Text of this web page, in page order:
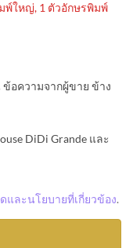
พ์ใหญ่, 1 ตัวอักษรพิมพ์
อความจากผู้ขาย ข้าง
DiDi Grande และ
และนโยบายที่เกี่ยวข้อง.